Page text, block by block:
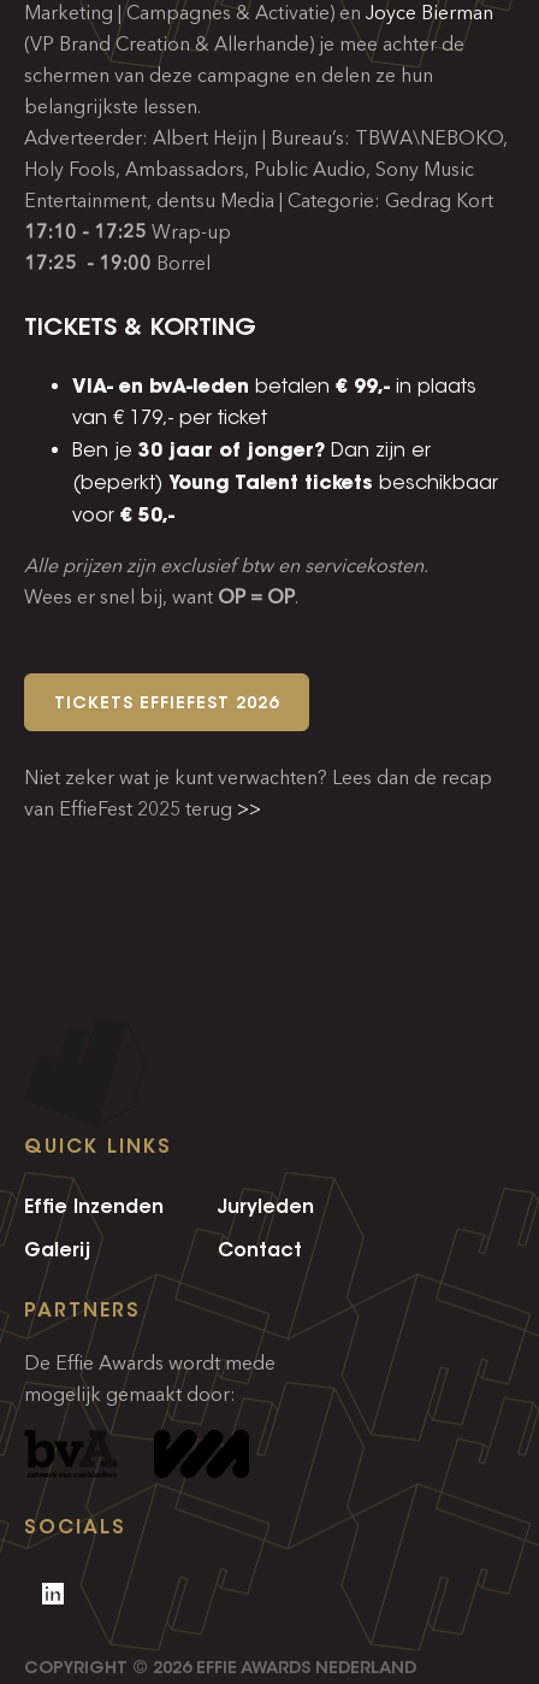
Marketing | Campagnes & Activatie) en Joyce Bierman
(VP Brand Creation & Allerhande) je mee achter de
schermen van deze campagne en delen ze hun
belangrijkste lessen.
Adverteerder: Albert Heijn | Bureau’s: TBWA\NEBOKO,
Holy Fools, Ambassadors, Public Audio, Sony Music
Entertainment, dentsu Media | Categorie: Gedrag Kort
17:10 - 17:25 Wrap-up
17:25 - 19:00 Borrel
TICKETS & KORTING
VIA- en bvA-leden betalen € 99,- in plaats
van € 179,- per ticket
Ben je 30 jaar of jonger? Dan zijn er
(beperkt) Young Talent tickets beschikbaar
voor € 50,-
Alle prijzen zijn exclusief btw en servicekosten.
Wees er snel bij, want OP = OP.
TICKETS EFFIEFEST 2026
Niet zeker wat je kunt verwachten? Lees dan de recap
van EffieFest 2025 terug >>
QUICK LINKS
Effie Inzenden
Juryleden
Galerij
Contact
PARTNERS
De Effie Awards wordt mede
mogelijk gemaakt door:
SOCIALS
COPYRIGHT © 2026 EFFIE AWARDS NEDERLAND